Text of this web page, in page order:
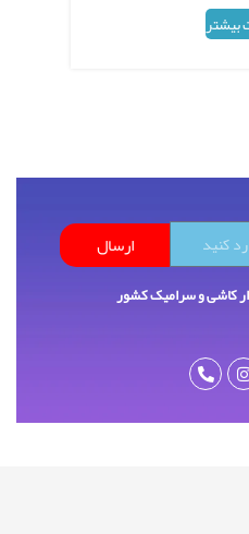
بیشتر
ارسال
کاشی و سرامیک کشور